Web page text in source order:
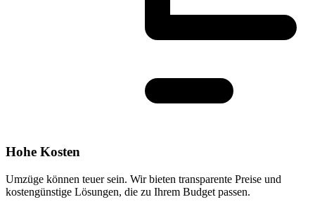
Hohe Kosten
Umzüge können teuer sein. Wir bieten transparente Preise und
kostengünstige Lösungen, die zu Ihrem Budget passen.